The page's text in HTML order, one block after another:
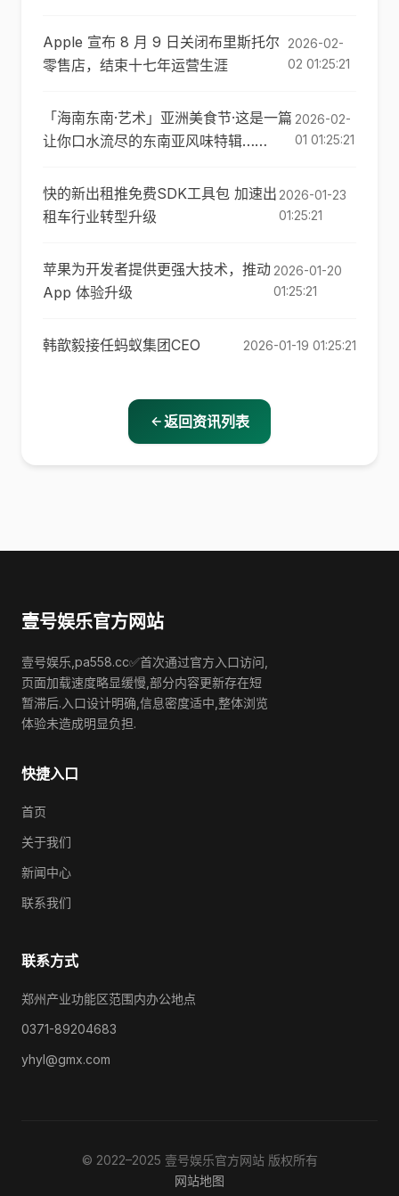
Apple 宣布 8 月 9 日关闭布里斯托尔
零售店，结束十七年运营生涯
2026-02-
02 01:25:21
「海南东南·艺术」亚洲美食节·这是一篇
让你口水流尽的东南亚风味特辑……
2026-02-
01 01:25:21
快的新出租推免费SDK工具包 加速出
租车行业转型升级
2026-01-23
01:25:21
苹果为开发者提供更强大技术，推动
App 体验升级
2026-01-20
01:25:21
韩歆毅接任蚂蚁集团CEO 2026-01-19 01:25:21
返回资讯列表
壹号娱乐官方网站
壹号娱乐,pa558.cc✅首次通过官方入口访问,
页面加载速度略显缓慢,部分内容更新存在短
暂滞后.入口设计明确,信息密度适中,整体浏览
体验未造成明显负担.
快捷入口
首页
关于我们
新闻中心
联系我们
联系方式
郑州产业功能区范围内办公地点
0371-89204683
yhyl@gmx.com
© 2022–2025 壹号娱乐官方网站 版权所有
网站地图